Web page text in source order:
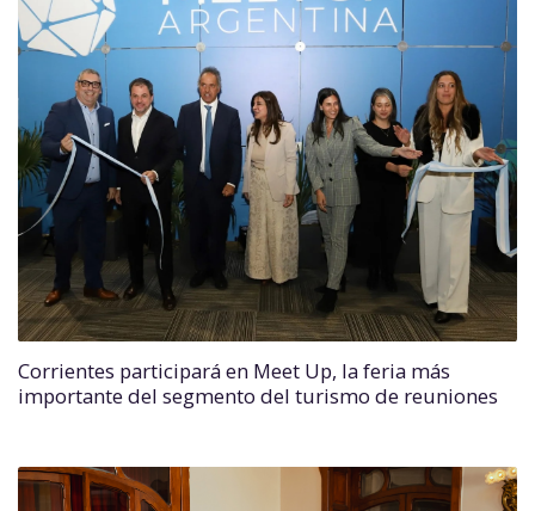
Corrientes participará en Meet Up, la feria más
importante del segmento del turismo de reuniones